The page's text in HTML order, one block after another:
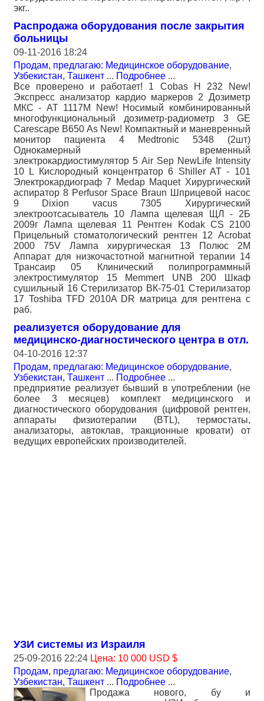
экг..
Распродажа оборудования после закрытия
больницы
09-11-2016 18:24
Продам, предлагаю: Медицинское оборудование,
Узбекистан, Ташкент ... Подробнее ...
Все проверено и работает! 1 Cobas H 232 New!
Экспресс анализатор кардио маркеров 2 Дозиметр
МКС - АТ 1117М New! Носимый комбинированный
многофункциональный дозиметр-радиометр 3 GE
Carescape B650 As New! Компактный и маневренный
монитор пациента 4 Medtronic 5348 (2шт)
Однокамерный временный
электрокардиостимулятор 5 Air Sep NewLife Intensity
10 L Кислородный концентратор 6 Shiller AT - 101
Электрокардиограф 7 Medap Maquet Хирургический
аспиратор 8 Perfusor Space Braun Шприцевой насос
9 Dixion vacus 7305 Хирургический
электроотсасыватель 10 Лампа щелевая ЩЛ - 2Б
2009г Лампа щелевая 11 Рентген Kodak CS 2100
Прицельный стоматологический рентген 12 Acrobat
2000 75V Лампа хирургическая 13 Полюс 2М
Аппарат для низкочастотной магнитной терапии 14
Трансаир 05 Клинический полипрограммный
электростимулятор 15 Memmert UNB 200 Шкаф
сушильный 16 Стерилизатор ВК-75-01 Стерилизатор
17 Toshiba TFD 2010A DR матрица для рентгена с
раб.
реализуется оборудование для
медицинско-диагностического центра в отл.
04-10-2016 12:37
Продам, предлагаю: Медицинское оборудование,
Узбекистан, Ташкент ... Подробнее ...
предприятие реализует бывший в употреблении (не
более 3 месяцев) комплект медицинского и
диагностического оборудования (цифровой рентген,
аппараты физиотерапии (BTL), термостаты,
анализаторы, автоклав, тракционные кровати) от
ведущих европейских производителей.
УЗИ системы из Израиля
25-09-2016 22:24 Цена: 10 000 USD $
Продам, предлагаю: Медицинское оборудование,
Узбекистан, Ташкент ... Подробнее ...
Продажа нового, бу и